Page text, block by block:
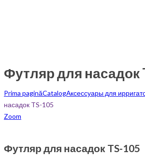
Футляр для насадок
Prima paginăCatalogАксессуары для
насадок TS-105
Zoom
Футляр для насадок TS-105